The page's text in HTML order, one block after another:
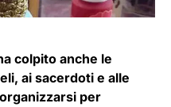
colpito anche le
ai sacerdoti e alle
per